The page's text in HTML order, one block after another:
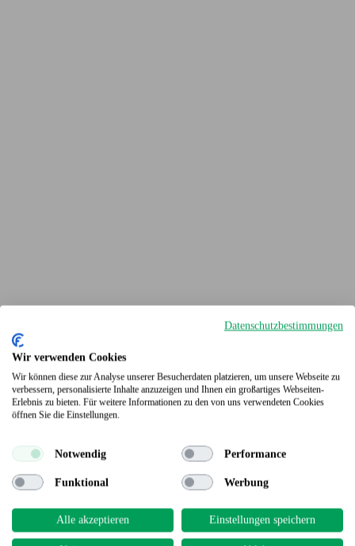
Terrassendielen
Datenschutzbestimmungen
Wir verwenden Cookies
Wir können diese zur Analyse unserer Besucherdaten platzieren, um unsere Webseite zu
verbessern, personalisierte Inhalte anzuzeigen und Ihnen ein großartiges Webseiten-
Erlebnis zu bieten. Für weitere Informationen zu den von uns verwendeten Cookies
öffnen Sie die Einstellungen.
Notwendig Performance
Funktional Werbung
Alle akzeptieren Einstellungen speichern